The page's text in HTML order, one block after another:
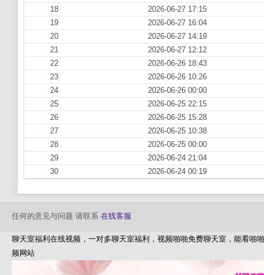
18
2026-06-27 17:15
19
2026-06-27 16:04
20
2026-06-27 14:19
21
2026-06-27 12:12
22
2026-06-26 18:43
23
2026-06-26 10:26
24
2026-06-26 00:00
25
2026-06-25 22:15
26
2026-06-25 15:28
27
2026-06-25 10:38
28
2026-06-25 00:00
29
2026-06-24 21:04
30
2026-06-24 00:19
任何的意见与问题 请联系 在线客服
聊天室福利在线视频，一对多聊天室福利，视频啪啪免费聊天室，能看
频网站